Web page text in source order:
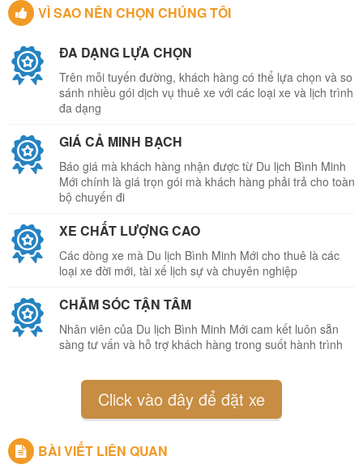
VÌ SAO NÊN CHỌN CHÚNG TÔI
ĐA DẠNG LỰA CHỌN
Trên mỗi tuyến đường, khách hàng có thể lựa chọn và so
sánh nhiều gói dịch vụ thuê xe với các loại xe và lịch trình
đa dạng
GIÁ CẢ MINH BẠCH
Báo giá mà khách hàng nhận được từ Du lịch Bình Minh
Mới chính là giá trọn gói mà khách hàng phải trả cho toàn
bộ chuyến đi
XE CHẤT LƯỢNG CAO
Các dòng xe mà Du lịch Bình Minh Mới cho thuê là các
loại xe đời mới, tài xế lịch sự và chuyên nghiệp
CHĂM SÓC TẬN TÂM
Nhân viên của Du lịch Bình Minh Mới cam kết luôn sẵn
sàng tư vấn và hỗ trợ khách hàng trong suốt hành trình
Click vào đây để đặt xe
BÀI VIẾT LIÊN QUAN